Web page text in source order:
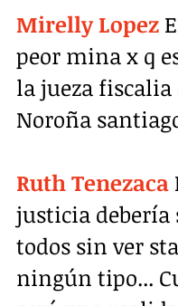
Mirelly Lopez
peor mina x q
la jueza fiscalia
Noroña
Ruth Tenezaca
justicia debería
todos sin ver
ningún tipo...